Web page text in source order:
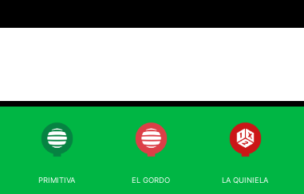
PRIMITIVA EL GORDO LA QUINIELA